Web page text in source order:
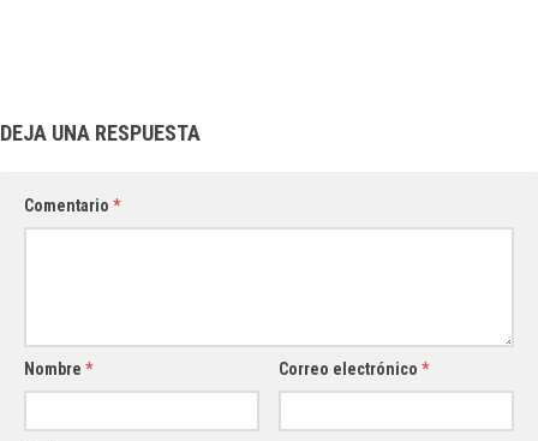
DEJA UNA RESPUESTA
Comentario *
Nombre * Correo electrónico*